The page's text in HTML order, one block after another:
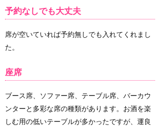
予約なしでも大丈夫
席が空いていれば予約無しでも入れてくれまし
た。
座席
ブース席、ソファー席、テーブル席、バーカウ
ンターと多彩な席の種類があります。お酒を楽
しむ用の低いテーブルが多かったですが、運良